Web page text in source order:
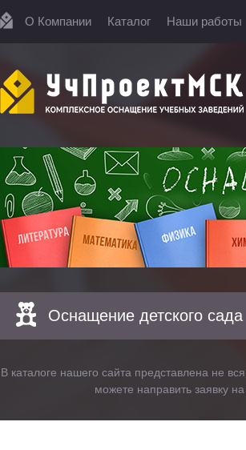
О Компании Каталог Наши работы
Оснащение детского сада
В каталоге нашего сайта представлена не
можете направить заявку